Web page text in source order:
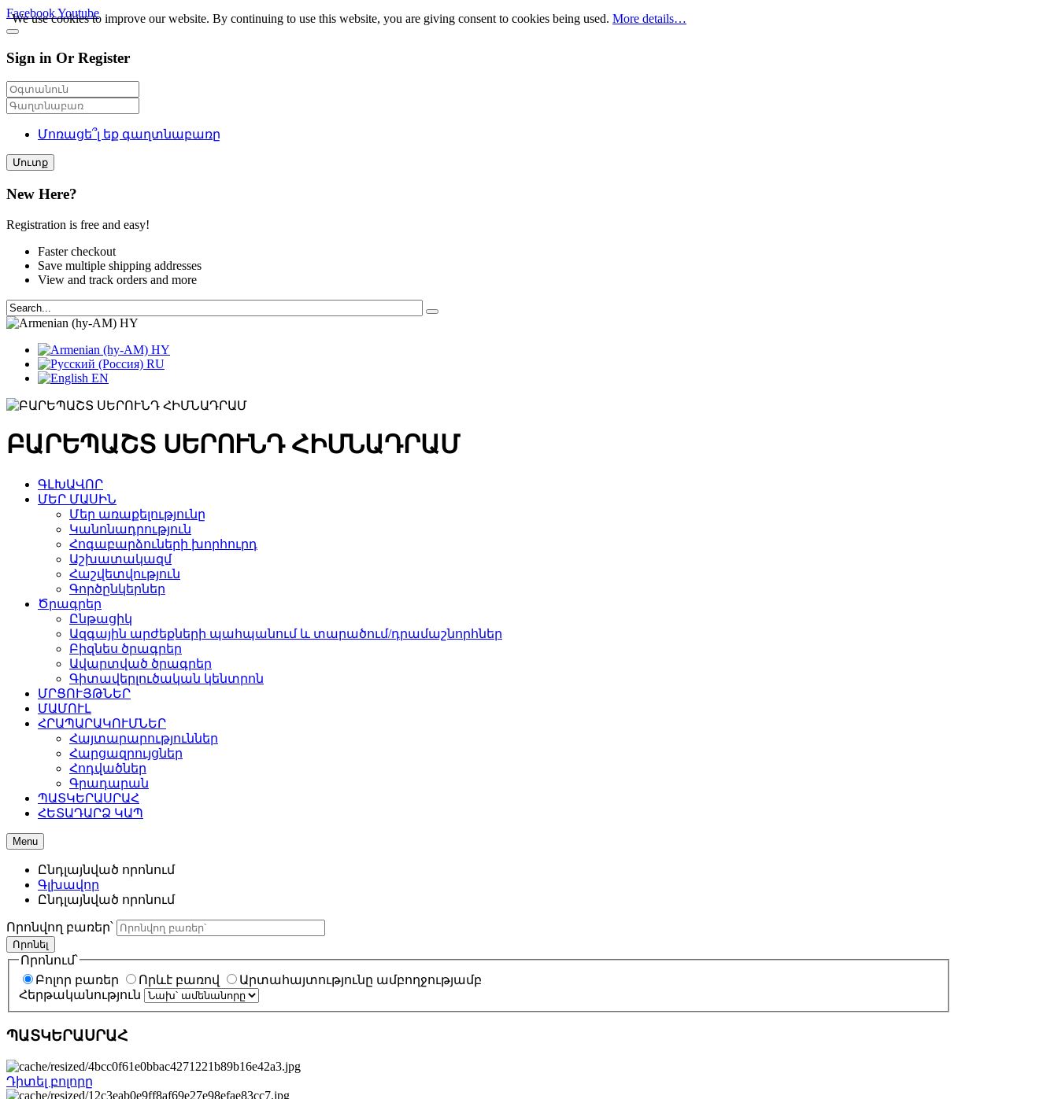
FacebookYoutube
Sign in Or Register
Մոռացե՞լ եք գաղտնաբառը
Մուտք
New Here?
Registration is free and easy!
Faster checkout
Save multiple shipping addresses
View and track orders and more
HY
HY
RU
EN
ԲԱՐԵՊԱՇՏ ՍԵՐՈՒՆԴ ՀԻՄՆԱԴՐԱՄ
ԳԼԽԱՎՈՐ
ՄԵՐ ՄԱՍԻՆ
Մեր առաքելությունը
Կանոնադրություն
Հոգաբարձուների խորհուրդ
Աշխատակազմ
Հաշվետվություն
Գործընկերներ
Ծրագրեր
Ընթացիկ
Ազգային արժեքների պահպանում և տարածում/դրամաշնորհներ
Բիզնես ծրագրեր
Ավարտված ծրագրեր
Գիտավերլուծական կենտրոն
ՄՐՑՈՒՅԹՆԵՐ
ՄԱՄՈՒԼ
ՀՐԱՊԱՐԱԿՈՒՄՆԵՐ
Հայտարարություններ
Հարցազրույցներ
Հոդվածներ
Գրադարան
ՊԱՏԿԵՐԱՍՐԱՀ
ՀԵՏԱԴԱՐՁ ԿԱՊ
Menu
Ընդլայնված որոնում
Գլխավոր
Ընդլայնված որոնում
Որոնվող բառեր՝
Որոնել
Որոնում՝
Բոլոր բառեր
Որևէ բառով
Արտահայտությունը ամբողջությամբ
Հերթականություն
ՊԱՏԿԵՐԱՍՐԱՀ
Դիտել բոլորը
We use cookies to improve our website. By continuing to use this website, you are giving consent to cookies being used. More details…